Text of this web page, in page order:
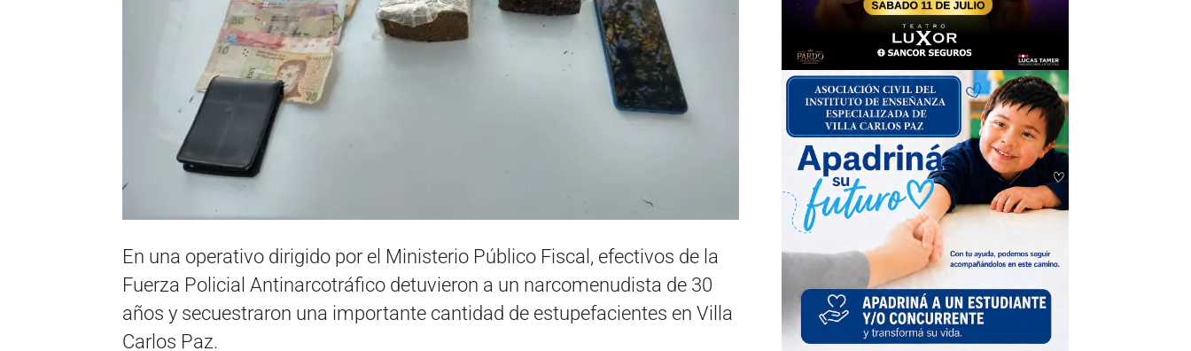
En una operativo dirigido por el Ministerio Público Fiscal, efectivos de la
Fuerza Policial Antinarcotráfico detuvieron a un narcomenudista de 30
años y secuestraron una importante cantidad de estupefacientes en Villa
Carlos Paz.